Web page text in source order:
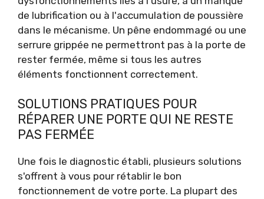
de lubrification ou à l'accumulation de poussière
dans le mécanisme. Un pêne endommagé ou une
serrure grippée ne permettront pas à la porte de
rester fermée, même si tous les autres
éléments fonctionnent correctement.
SOLUTIONS PRATIQUES POUR
RÉPARER UNE PORTE QUI NE RESTE
PAS FERMÉE
Une fois le diagnostic établi, plusieurs solutions
s'offrent à vous pour rétablir le bon
fonctionnement de votre porte. La plupart des